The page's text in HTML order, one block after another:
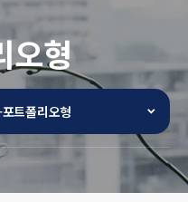
오형
트폴리오형